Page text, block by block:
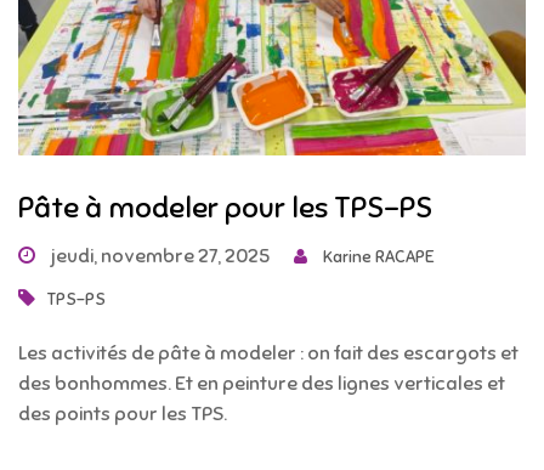
Pâte à modeler pour les TPS-PS
jeudi, novembre 27, 2025 Karine RACAPE
TPS-PS
Les activités de pâte à modeler : on fait des escargots et
des bonhommes. Et en peinture des lignes verticales et
des points pour les TPS.